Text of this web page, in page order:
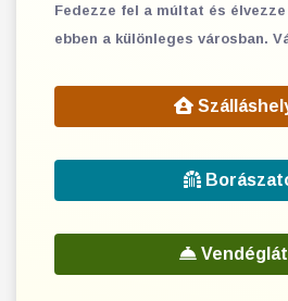
Fedezze fel a múltat és
ebben a különleges városban.